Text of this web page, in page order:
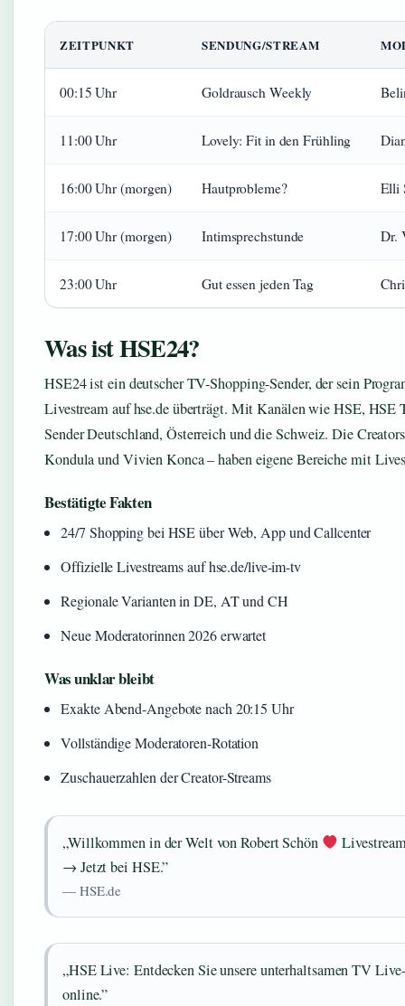
ZEITPUNKT SENDUNG/STREAM
00:15 Uhr Goldrausch Weekly
11:00 Uhr Lovely: Fit in den Frühling
16:00 Uhr (morgen) Hautprobleme? Elli
17:00 Uhr (morgen) Intimsprechstunde Dr.
23:00 Uhr Gut essen jeden Tag
Was ist HSE24?
HSE24 ist ein deutscher TV-Shopping-Sender, der sein
Livestream auf hse.de überträgt. Mit Kanälen wie HSE, HSE
Sender Deutschland, Österreich und die Schweiz. Die
Kondula und Vivien Konca – haben eigene Bereiche mit
Bestätigte Fakten
24/7 Shopping bei HSE über Web, App und Callcenter
Offizielle Livestreams auf hse.de/live-im-tv
Regionale Varianten in DE, AT und CH
Neue Moderatorinnen 2026 erwartet
Was unklar bleibt
Exakte Abend-Angebote nach 20:15 Uhr
Vollständige Moderatoren-Rotation
Zuschauerzahlen der Creator-Streams
„Willkommen in der Welt von Robert Schön
→ Jetzt bei HSE.”
— HSE.de
„HSE Live: Entdecken Sie unsere unterhaltsamen TV
online.”